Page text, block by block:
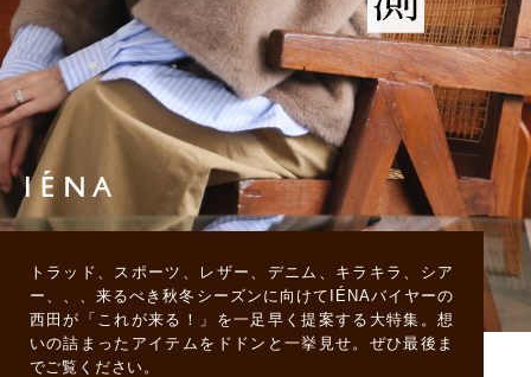
トラッド、スポーツ、レザー、デニム、キラキラ、シア
ー、、、来るべき秋冬シーズンに向けてIÉNAバイヤーの
西田が「これが来る！」を一足早く提案する大特集。想
いの詰まったアイテムをドドンと一挙見せ。ぜひ最後ま
でご覧ください。